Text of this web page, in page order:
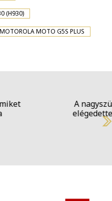
(H930)
MOTOROLA MOTO G5S PLUS
ajándéka volt. Nagyon
karc azóta se látszik